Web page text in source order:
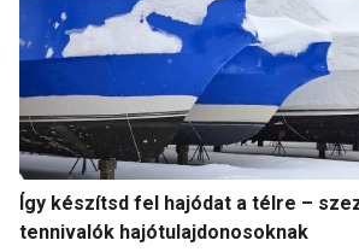
Így készítsd fel hajódat a télre –
tennivalók hajótulajdonosoknak